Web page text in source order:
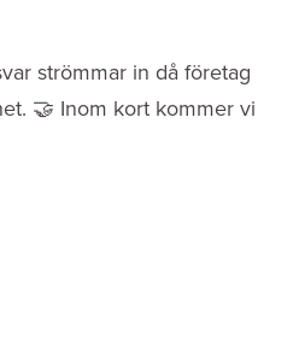
strömmar in då företag
🤝 Inom kort kommer vi